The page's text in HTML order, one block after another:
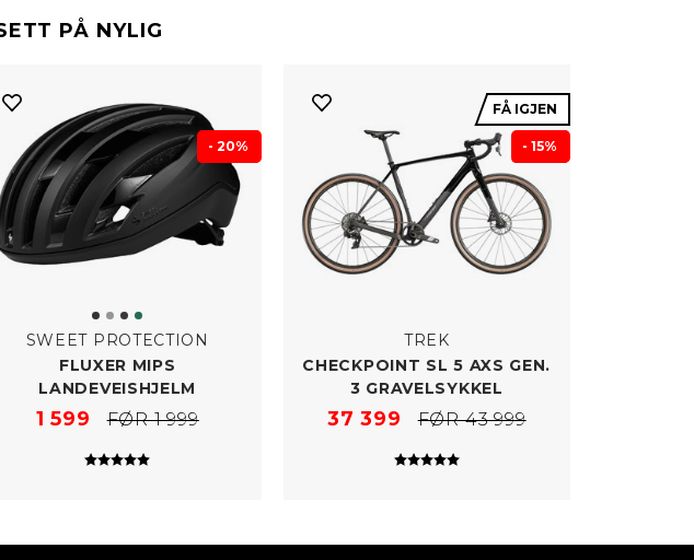
PÅ NYLIG
- 20%
SWEET PROTECTION
FLUXER MIPS
LANDEVEISHJELM
1 599 FØR 1 999
Karakter:
FÅ IGJEN
- 15%
TREK
CHECKPOINT SL 5 AXS GEN.
3 GRAVELSYKKEL
37 399 FØR 43 999
Karakter:5.0 av 5 mulige